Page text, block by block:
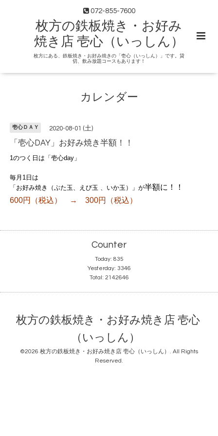
072-855-7600
枚方の鉄板焼き・お好み
焼き店 壱心（いっしん）
枚方にある、鉄板焼き・お好み焼きの「壱心（いっしん）」です。貸
切、飲み放題コースもあります！
カレンダー
壱心ＤＡＹ 2020-08-01 (土)
「壱心DAY」お好み焼き半額！！
1のつく日は「壱心day」
毎月1日は
「お好み焼き（ぶた玉、えび玉 、いか玉）」が半額に！！
600円（税込） → 300円（税込）
Counter
Today: 835
Yesterday: 3346
Total: 2142646
枚方の鉄板焼き・お好み焼き店 壱心
（いっしん）
©2026 枚方の鉄板焼き・お好み焼き店 壱心（いっしん） . All Rights
Reserved.